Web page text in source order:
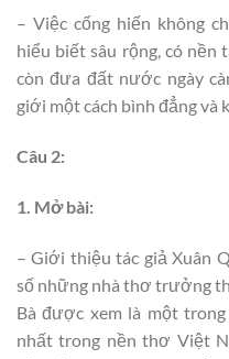
– Việc cống hiến không
hiểu biết sâu rộng, có nền
còn đưa đất nước ngày
giới một cách bình đẳng và
Câu 2:
1. Mở bài:
– Giới thiệu tác giả Xuân
số những nhà thơ trưởng
Bà được xem là một
nhất trong nền thơ Việt